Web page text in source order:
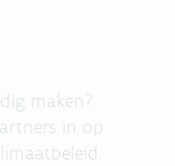
maken?
in op